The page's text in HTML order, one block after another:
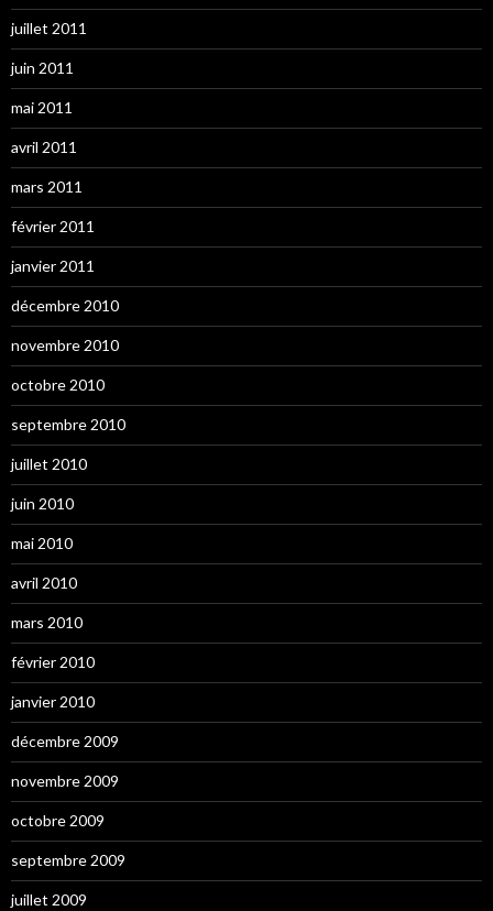
juillet 2011
juin 2011
mai 2011
avril 2011
mars 2011
février 2011
janvier 2011
décembre 2010
novembre 2010
octobre 2010
septembre 2010
juillet 2010
juin 2010
mai 2010
avril 2010
mars 2010
février 2010
janvier 2010
décembre 2009
novembre 2009
octobre 2009
septembre 2009
juillet 2009